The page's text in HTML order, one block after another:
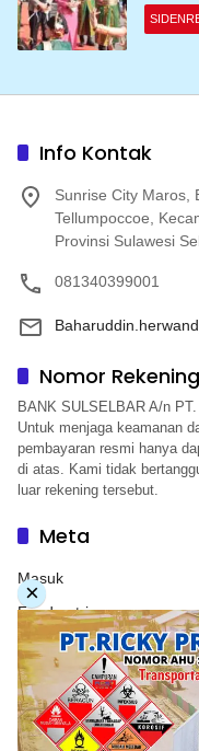
Info Kontak
Sunrise City Maros,
Tellumpoccoe,
Provinsi Sulawesi
081340399001
Nomor Rekening
BANK SULSELBAR A/n
Untuk menjaga keamanan
pembayaran resmi hanya
di atas. Kami tidak
luar rekening tersebut.
Meta
Masuk
Feed entri
Feed komentar
WordPress.org
×